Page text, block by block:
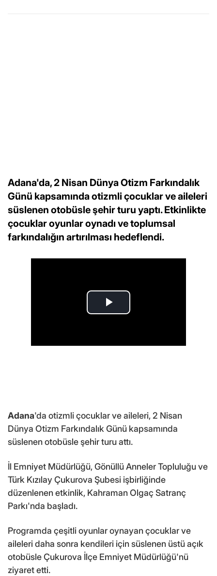
Adana'da, 2 Nisan Dünya Otizm Farkındalık
Günü kapsamında otizmli çocuklar ve aileleri
süslenen otobüsle şehir turu yaptı. Etkinlikte
çocuklar oyunlar oynadı ve toplumsal
farkındalığın artırılması hedeflendi.
Adana'da otizmli çocuklar ve aileleri, 2 Nisan
Dünya Otizm Farkındalık Günü kapsamında
süslenen otobüsle şehir turu attı.
İl Emniyet Müdürlüğü, Gönüllü Anneler Topluluğu ve
Türk Kızılay Çukurova Şubesi işbirliğinde
düzenlenen etkinlik, Kahraman Olgaç Satranç
Parkı'nda başladı.
Programda çeşitli oyunlar oynayan çocuklar ve
aileleri daha sonra kendileri için süslenen üstü açık
otobüsle Çukurova İlçe Emniyet Müdürlüğü'nü
ziyaret etti.